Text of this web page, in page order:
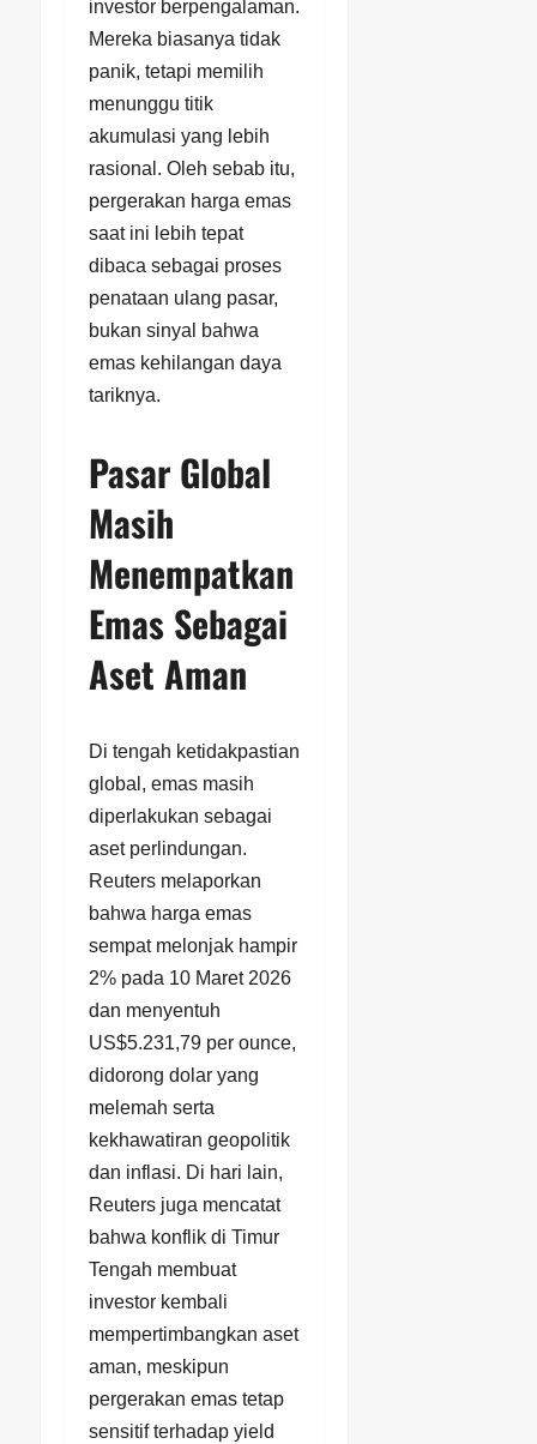
investor berpengalaman.
Mereka biasanya tidak
panik, tetapi memilih
menunggu titik
akumulasi yang lebih
rasional. Oleh sebab itu,
pergerakan harga emas
saat ini lebih tepat
dibaca sebagai proses
penataan ulang pasar,
bukan sinyal bahwa
emas kehilangan daya
tariknya.
Pasar Global
Masih
Menempatkan
Emas Sebagai
Aset Aman
Di tengah ketidakpastian
global, emas masih
diperlakukan sebagai
aset perlindungan.
Reuters melaporkan
bahwa harga emas
sempat melonjak hampir
2% pada 10 Maret 2026
dan menyentuh
US$5.231,79 per ounce,
didorong dolar yang
melemah serta
kekhawatiran geopolitik
dan inflasi. Di hari lain,
Reuters juga mencatat
bahwa konflik di Timur
Tengah membuat
investor kembali
mempertimbangkan aset
aman, meskipun
pergerakan emas tetap
sensitif terhadap yield